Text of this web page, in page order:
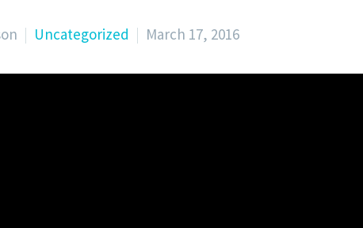
Uncategorized March 17, 2016